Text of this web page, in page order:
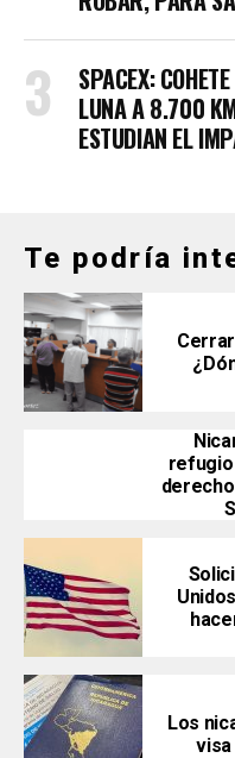
SPACEX:
LUNA A 8.700
ESTUDIAN EL
Te podría
refugio
Los
visa